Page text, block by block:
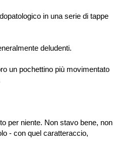
in una serie di tappe
deludenti.
un pochettino più movimentato
per niente. Non stavo bene, non
- con quel caratteraccio,